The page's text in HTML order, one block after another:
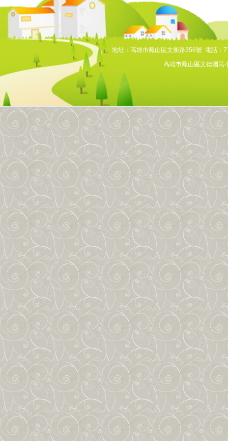
::: 地址：高雄市鳳山區文衡路356號 電話
高雄市鳳山區文德國民